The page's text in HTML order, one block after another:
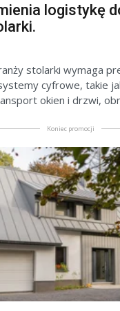
logistykę
stolarki wymaga
cyfrowe, takie
okien i drzwi,
Koniec promocji